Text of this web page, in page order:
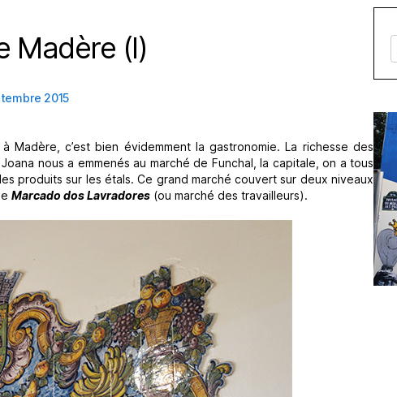
Catégories
Madère (I)
2015
c’est bien évidemment la gastronomie. La richesse des
nous a emmenés au marché de Funchal, la capitale, on a tous
produits sur les étals. Ce grand marché couvert sur deux niveaux
Marcado dos Lavradores (ou marché des travailleurs).